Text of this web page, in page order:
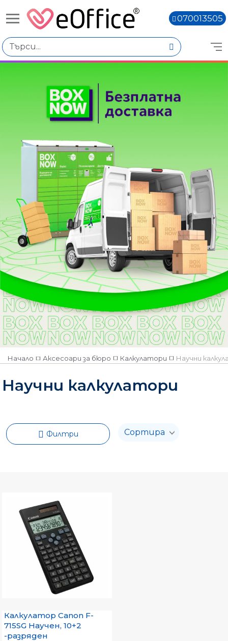
070013505
Избери по
Количество
Наличен
Начало Аксесоари за бюро Калкулатори Научни
Научни калкулатори
Филтри
Калкулатор Canon F-
715SG Научен, 10+2
-разряден